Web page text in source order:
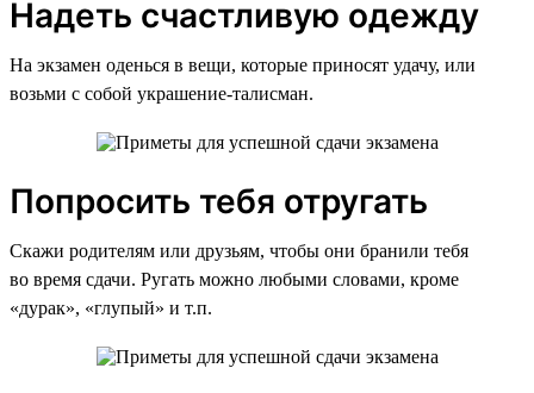
Надеть счастливую одежду
На экзамен оденься в вещи, которые приносят удачу, или
возьми с собой украшение-талисман.
Попросить тебя отругать
Скажи родителям или друзьям, чтобы они бранили тебя
во время сдачи. Ругать можно любыми словами, кроме
«дурак», «глупый» и т.п.